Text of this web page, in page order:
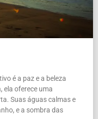
é a paz e a beleza
ela oferece uma
Suas águas calmas e
e a sombra das